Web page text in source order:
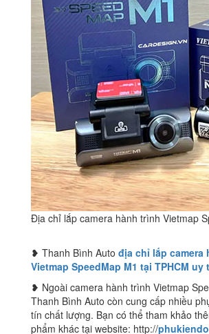
Địa chỉ lắp camera hành trình Vietmap
❥ Thanh Bình Auto địa chỉ lắp camera
Vietmap SpeedMap M1 tại TPHCM uy
❥ Ngoài camera hành trình Vietmap
Thanh Bình Auto còn cung cấp nhiều
tín chất lượng. Bạn có thể tham khảo
phẩm khác tại website: http://